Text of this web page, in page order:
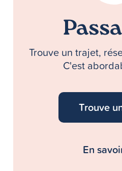
Trouve un trajet,
C'est
Trouve
En